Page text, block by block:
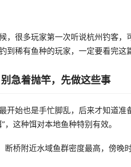
，很多玩家第一次听说杭州钓客
到稀有鱼种的玩家，一定要看完这
急着抛竿，先做这些事
开始也是手忙脚乱，后来才知道准
，这种饵对本地鱼种特别有效。
断桥附近水域鱼群密度最高，傍晚